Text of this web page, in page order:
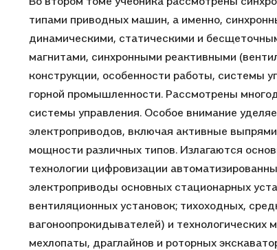
типами приводных машин, а именно,
динамическими, статическими и
магнитами, синхронными реактивными
конструкции, особенности работы, системы
горной промышленности. Рассмотрены
системы управления. Особое внимание
электроприводов, включая активные
мощности различных типов. Излагаются
технологии цифровизации
электроприводы основных стационарных
вентиляционных установок; тихоходных,
вагоноопрокидывателей) и технологических
мехлопаты, драглайнов и роторных